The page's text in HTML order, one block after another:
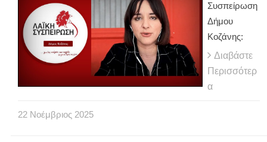
Συσπείρωση
Δήμου
Κοζάνης:
Διαβάστε
Περισσότερ
α
22 Νοέμβριος 2025